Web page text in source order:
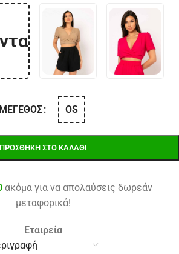
ΜΈΓΕΘΟΣ OS
ΠΡΟΣΘΉΚΗ ΣΤΟ ΚΑΛΆΘΙ
ακόμα για να απολαύσεις δωρεάν
μεταφορικά!
Εταιρεία